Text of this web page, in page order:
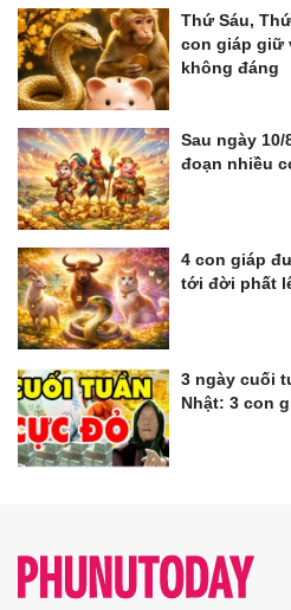
Thứ Sáu,
con giáp giữ
không đáng
Sau ngày
đoạn nhiều
4 con giáp
tới đời phất
3 ngày cuối
Nhật: 3 con